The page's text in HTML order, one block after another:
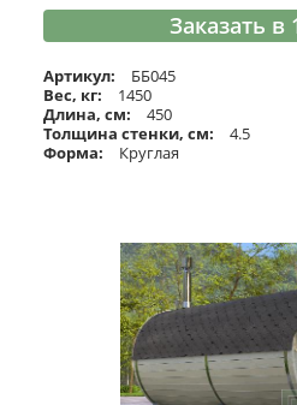
Заказать в
Артикул:
ББ045
Вес, кг:
1450
Длина, см:
450
Толщина стенки, см:
4.5
Форма:
Круглая